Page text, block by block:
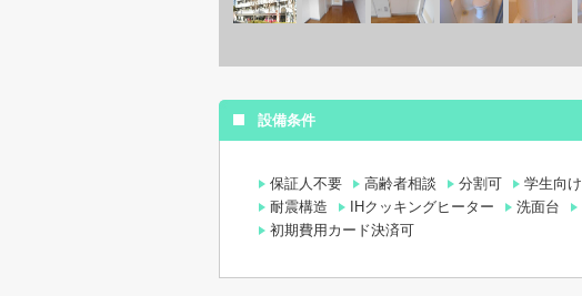
設備条件
保証人不要 高齢者相談 分割可 学生向け
耐震構造
IHクッキングヒーター 洗面台
初期費用カード決済可